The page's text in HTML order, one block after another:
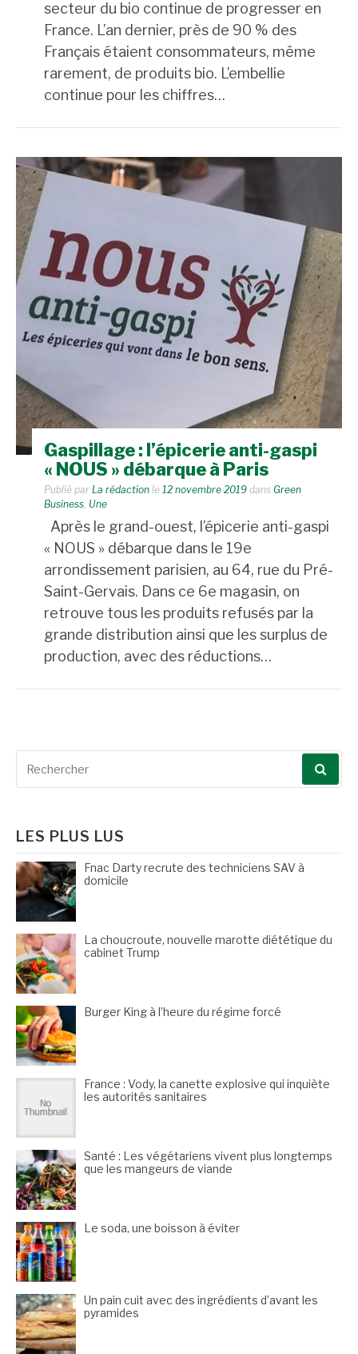
secteur du bio continue de progresser en
France. L’an dernier, près de 90 % des
Français étaient consommateurs, même
rarement, de produits bio. L’embellie
continue pour les chiffres…
Gaspillage : l’épicerie anti-gaspi
« NOUS » débarque à Paris
Publié par La rédaction le 12 novembre 2019 dans Green
Business, Une
Après le grand-ouest, l’épicerie anti-gaspi
« NOUS » débarque dans le 19e
arrondissement parisien, au 64, rue du Pré-
Saint-Gervais. Dans ce 6e magasin, on
retrouve tous les produits refusés par la
grande distribution ainsi que les surplus de
production, avec des réductions…
Recherche
LES PLUS LUS
Fnac Darty recrute des techniciens SAV à
domicile
La choucroute, nouvelle marotte diététique du
cabinet Trump
Burger King à l’heure du régime forcé
France : Vody, la canette explosive qui inquiète
les autorités sanitaires
Santé : Les végétariens vivent plus longtemps
que les mangeurs de viande
Le soda, une boisson à éviter
Un pain cuit avec des ingrédients d’avant les
pyramides